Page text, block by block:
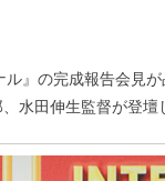
』の完成報告会見
水田伸生監督が登壇